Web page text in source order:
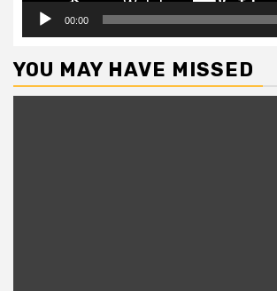
00:00
YOU MAY HAVE MISSED